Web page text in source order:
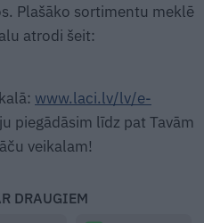
Plašāko sortimentu meklē
atrodi šeit:
www.laci.lv/lv/e-
piegādāsim līdz pat Tavām
veikalam!
DRAUGIEM